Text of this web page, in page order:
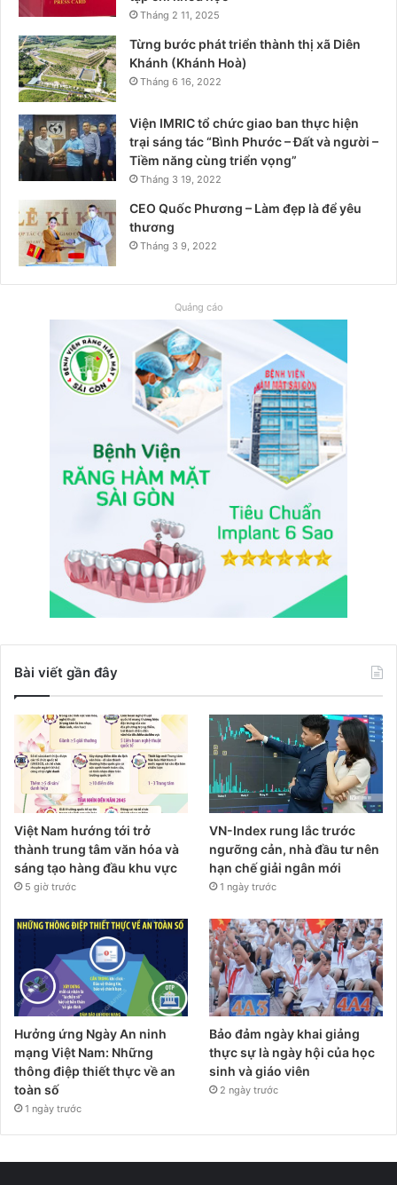
Tháng 2 11, 2025
Từng bước phát triển thành thị xã Diên
Khánh (Khánh Hoà)
Tháng 6 16, 2022
Viện IMRIC tổ chức giao ban thực hiện
trại sáng tác “Bình Phước – Đất và người –
Tiềm năng cùng triển vọng”
Tháng 3 19, 2022
CEO Quốc Phương – Làm đẹp là để yêu
thương
Tháng 3 9, 2022
Quảng cáo
Bài viết gần đây
Việt Nam hướng tới trở
thành trung tâm văn hóa và
sáng tạo hàng đầu khu vực
5 giờ trước
VN-Index rung lắc trước
ngưỡng cản, nhà đầu tư nên
hạn chế giải ngân mới
1 ngày trước
Hưởng ứng Ngày An ninh
mạng Việt Nam: Những
thông điệp thiết thực về an
toàn số
1 ngày trước
Bảo đảm ngày khai giảng
thực sự là ngày hội của học
sinh và giáo viên
2 ngày trước